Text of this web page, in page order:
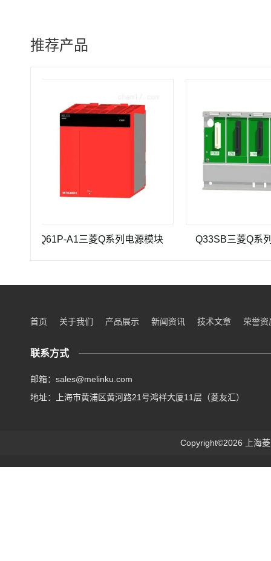
推荐产品
Q61P-A1三菱Q系列电源模块 Q33SB三菱Q系列PLC
首页 关于我们 产品展示 新闻资讯 技术文章 荣誉资
联系方式
邮箱：sales@melinku.com
地址：上海市黄浦区黄河路21号鸿祥大厦11层（菱友汇）
Copyright©2026 上海